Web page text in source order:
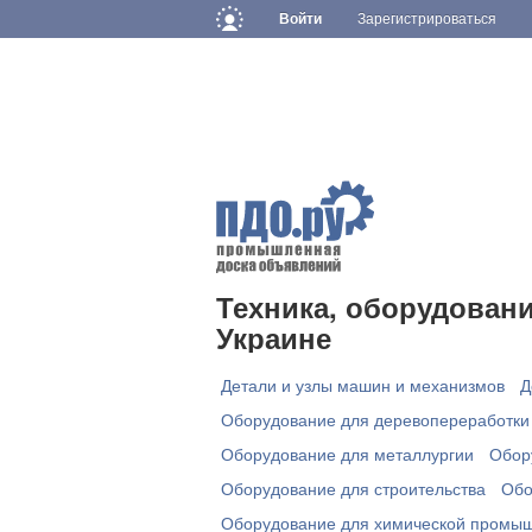
Войти Зарегистрироваться
Техника,
Украине
Детали и узлы машин и механизмов
Оборудование для деревопереработки
Оборудование для металлургии
Оборудование для строительства
Оборудование для химической